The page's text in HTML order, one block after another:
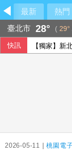
最新 熱門
臺北市 28° ( 29°
快訊 【獨家】
2026-05-11 |桃園電